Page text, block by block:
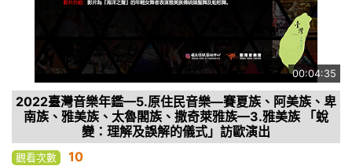
00:04:35
2022臺灣音樂年鑑—5.原住民音樂—賽夏族、阿美族、卑
南族、雅美族、太魯閣族、撒奇萊雅族—3.雅美族 「蛻
變：理解及誤解的儀式」訪歐演出
觀看次數 10